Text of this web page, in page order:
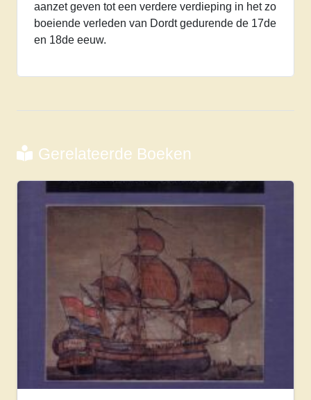
aanzet geven tot een verdere verdieping in het zo
boeiende verleden van Dordt gedurende de 17de
en 18de eeuw.
Gerelateerde Boeken